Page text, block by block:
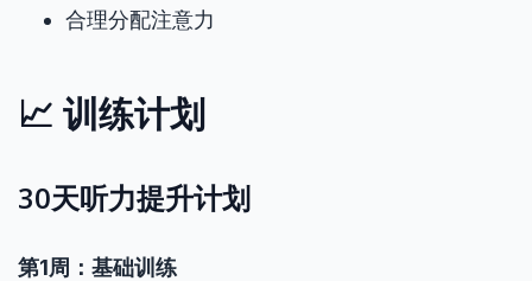
合理分配注意力
📈 训练计划
30天听力提升计划
第1周：基础训练